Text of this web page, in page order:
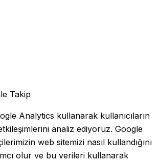
Takip
Analytics kullanarak kullanıcıların
analiz ediyoruz. Google
web sitemizi nasıl kullandığını
olur ve bu verileri kullanarak